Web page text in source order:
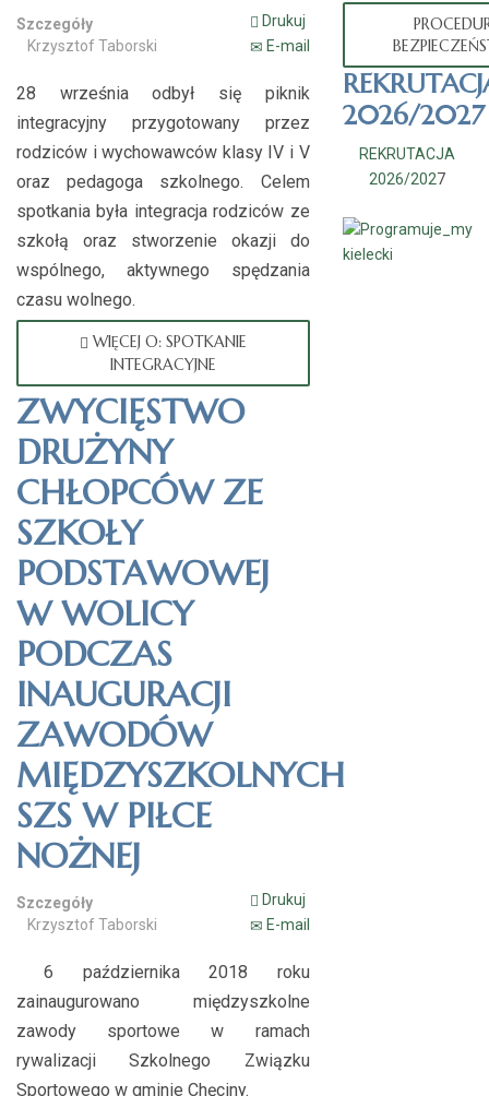
Drukuj
E-mail
Szczegóły
Krzysztof Taborski
28 września odbył się piknik
integracyjny przygotowany przez
rodziców i wychowawców klasy IV i V
oraz pedagoga szkolnego. Celem
spotkania była integracja rodziców ze
szkołą oraz stworzenie okazji do
wspólnego, aktywnego spędzania
czasu wolnego.
WIĘCEJ O: SPOTKANIE
INTEGRACYJNE
ZWYCIĘSTWO
DRUŻYNY
CHŁOPCÓW ZE
SZKOŁY
PODSTAWOWEJ
W WOLICY
PODCZAS
INAUGURACJI
ZAWODÓW
MIĘDZYSZKOLNYCH
SZS W PIŁCE
NOŻNEJ
Drukuj
E-mail
Szczegóły
Krzysztof Taborski
6 października 2018 roku
zainaugurowano międzyszkolne
zawody sportowe w ramach
rywalizacji Szkolnego Związku
Sportowego w gminie Chęciny.
2026/2027
REKRUTACJA
2026/2027